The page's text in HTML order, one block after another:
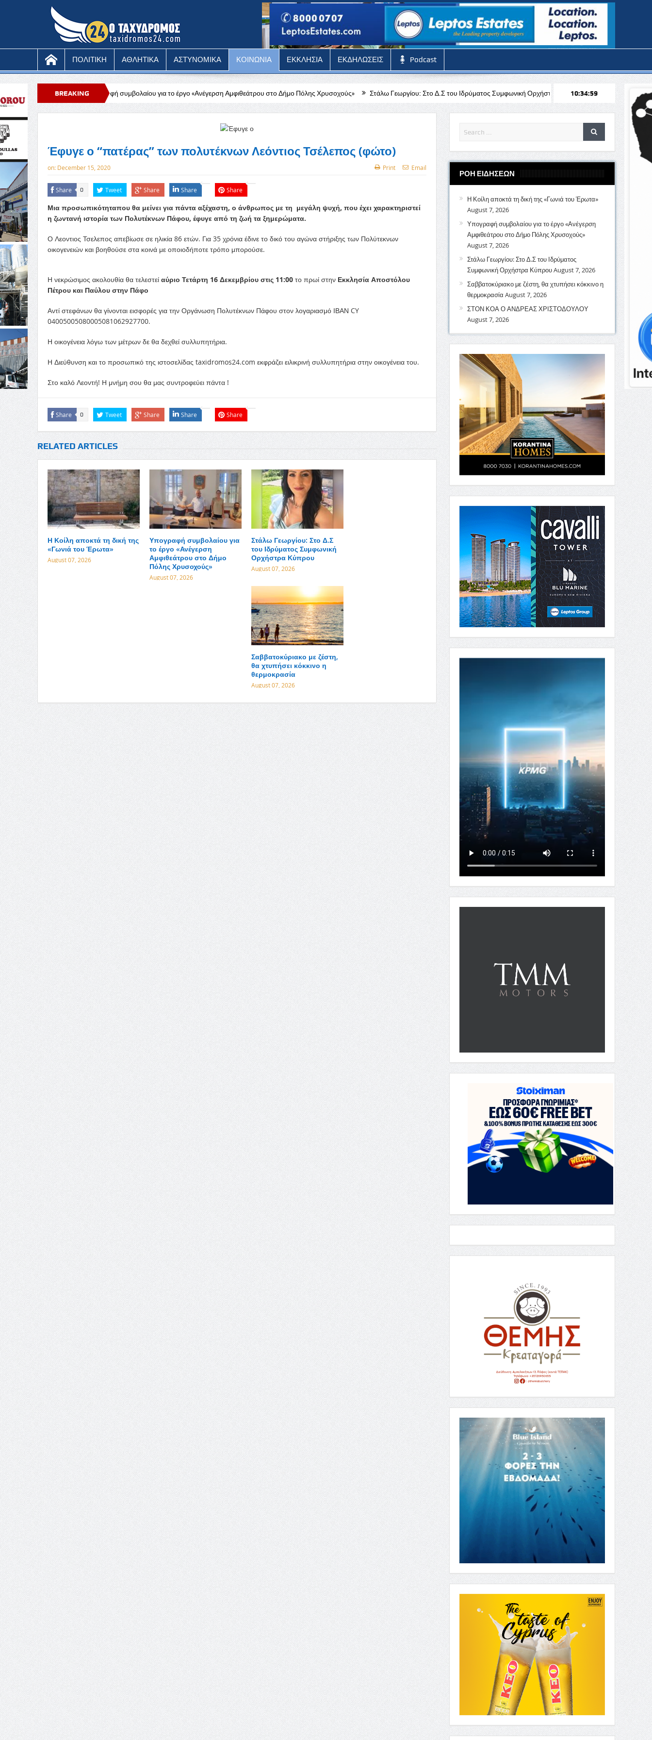
ΠΟΛΙΤΙΚΗ ΑΘΛΗΤΙΚΑ ΑΣΤΥΝΟΜΙΚΑ ΚΟΙΝΩΝΙΑ ΕΚΚΛΗΣΙΑ ΕΚΔΗΛΩΣΕΙΣ Podcast
BREAKING
NEWS
Υπογραφή συμβολαίου για το έργο «Ανέγερση Αμφιθεάτρου στο Δήμο Πόλης Χρυσοχούς» Στάλω Γεωργίου: Στο Δ.Σ του Ιδρύματος Συμφωνική Ορχήστρα Κύπρου Σαββατοκύριακο με ζέστη, θα
10:35:01
Έφυγε ο “πατέρας” των πολυτέκνων Λεόντιος Τσέλεπος (φώτο)
on: December 15, 2020 Print Email
Share 0 Tweet Share Share Share
Μια προσωπικότητα​που θα μείνει για πάντα αξέχαστη, ο άνθρωπος με τη ​ μεγάλη ψυχή, που έχει χαρακτηριστεί
η ζωντανή ιστορία των Πολυτέκνων Πάφου, έφυγε από τη ζωή τα ξημερώματα.
Ο Λεοντιος Τσελεπος απεβίωσε σε ηλικία 86 ετών. Για​ 35 χρόνια έδινε το δικό του αγώνα στήριξης των Πολύτεκνων
οικογενειών και βοηθούσε στα κοινά με οποιοδήποτε τρόπο μπορούσε.
Η νεκρώσιμος ακολουθία θα τελεστεί αύριο Τετάρτη 16 Δεκεμβρίου στις 11:00το πρωί στην Εκκλησία Αποστόλου
Πέτρου και Παύλου στην Πάφο
Αντί στεφάνων θα γίνονται εισφορές για την Οργάνωση Πολυτέκνων Πάφου στον λογαριασμό ΙΒΑΝ CY
04005005080005081062927700.
Η οικογένεια λόγω των μέτρων δε θα δεχθεί συλλυπητήρια.
Η Διεύθυνση και το προσωπικό της ιστοσελίδας taxidromos24.com εκφράζει ειλικρινή συλλυπητήρια στην οικογένεια του.
Στο καλό Λεοντή! Η​ μνήμη σου θα μας συντροφεύει πάντα !
Share 0 Tweet Share Share Share
RELATED ARTICLES
Η Κοίλη αποκτά τη δική της
«Γωνιά του Έρωτα»
August 07, 2026
Υπογραφή συμβολαίου για
το έργο «Ανέγερση
Αμφιθεάτρου στο Δήμο
Πόλης Χρυσοχούς»
August 07, 2026
Στάλω Γεωργίου: Στο Δ.Σ
του Ιδρύματος Συμφωνική
Ορχήστρα Κύπρου
August 07, 2026
Σαββατοκύριακο με ζέστη,
θα χτυπήσει κόκκινο η
θερμοκρασία
August 07, 2026
ΡΟΗ ΕΙΔΗΣΕΩΝ
Η Κοίλη αποκτά τη δική της «Γωνιά του Έρωτα»
August 7, 2026
Υπογραφή συμβολαίου για το έργο «Ανέγερση
Αμφιθεάτρου στο Δήμο Πόλης Χρυσοχούς»
August 7, 2026
Στάλω Γεωργίου: Στο Δ.Σ του Ιδρύματος
Συμφωνική Ορχήστρα ΚύπρουAugust 7, 2026
Σαββατοκύριακο με ζέστη, θα χτυπήσει κόκκινο η
θερμοκρασία August 7, 2026
ΣΤΟΝ ΚΟΑ Ο ΑΝΔΡΕΑΣ ΧΡΙΣΤΟΔΟΥΛΟΥ
August 7, 2026